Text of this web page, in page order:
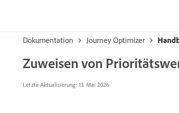
Dokumentation Journey Optimizer
Zuweisen von
Letzte Aktualisierung: 13. Mai 2026